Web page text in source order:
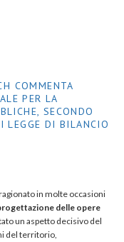
COMMENTA
PER LA
SECONDO
LEGGE DI BILANCIO
in molte occasioni
delle opere
un aspetto decisivo del
del territorio,